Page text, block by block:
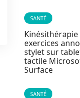
SANTÉ
Kinésithérapie
exercices
stylet sur
tactile
Surface
SANTÉ